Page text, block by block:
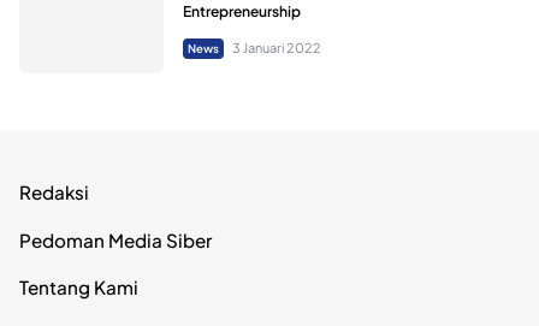
Entrepreneurship
News 3 Januari 2022
Redaksi
Pedoman Media Siber
Tentang Kami